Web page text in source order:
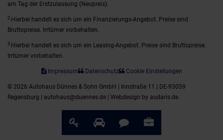
am Tag der Erstzulassung (Neupreis).
2 Hierbei handelt es sich um ein Finanzierungs-Angebot. Preise sind
Bruttopreise. Irrtümer vorbehalten.
3 Hierbei handelt es sich um ein Leasing-Angebot. Preise sind Bruttopreise.
Irrtümer vorbehalten.
Impressum Datenschutz Cookie Einstellungen
© 2026 Autohaus Dünnes & Sohn GmbH | Innstraße 11 | DE-93059
Regensburg | autohaus@duennes.de | Webdesign by audaris.de